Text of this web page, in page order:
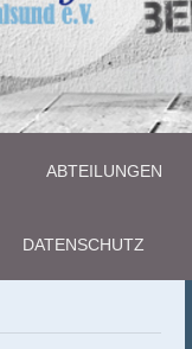
ABTEILUNGEN
DATENSCHUTZ